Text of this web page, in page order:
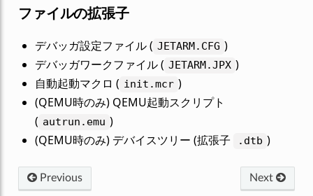
ファイルの拡張子
デバッガ設定ファイル ( JETARM.CFG )
デバッガワークファイル ( JETARM.JPX )
自動起動マクロ ( init.mcr )
(QEMU時のみ) QEMU起動スクリプト
( autrun.emu )
(QEMU時のみ) デバイスツリー (拡張子
.dtb )
Previous Next